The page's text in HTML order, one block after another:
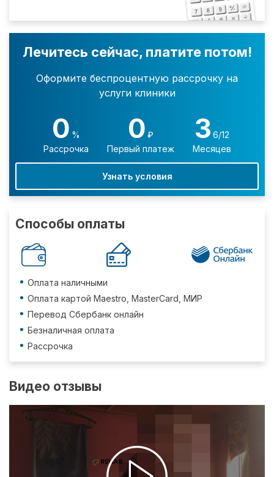
Лечитесь сейчас, платите потом!
Оформите беспроцентную рассрочку на
услуги клиники
0 %
Рассрочка
0 ₽
Первый платеж
3 6/12
Месяцев
Узнать условия
Способы оплаты
Оплата наличными
Оплата картой Maestro, MasterCard, МИР
Перевод Сбербанк онлайн
Безналичная оплата
Рассрочка
Видео отзывы